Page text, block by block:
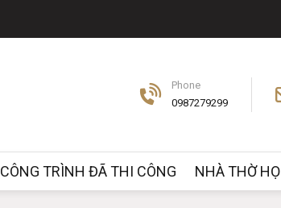
Phone
0987279299
CÔNG TRÌNH ĐÃ THI CÔNG NHÀ THỜ HỌ